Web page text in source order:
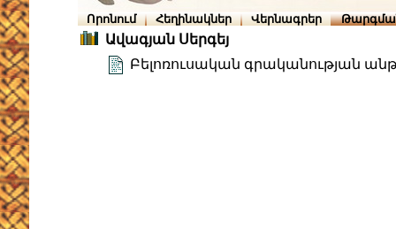
Որոնում Հեղինակներ Վերնագրեր
Ավագյան Սերգեյ
Բելոռուսական գրականության